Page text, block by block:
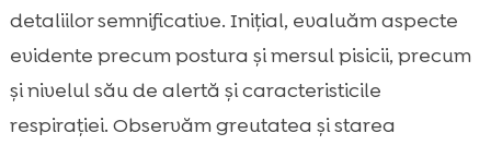
detaliilor semnificative. Inițial, evaluăm aspecte
evidente precum postura și mersul pisicii, precum
și nivelul său de alertă și caracteristicile
respirației. Observăm greutatea și starea